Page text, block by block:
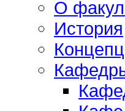
О
История